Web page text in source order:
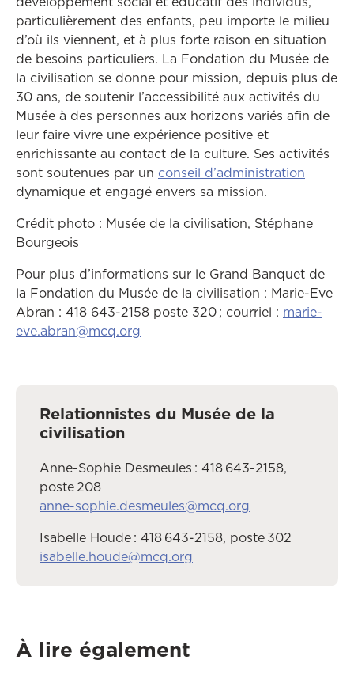
particulièrement des enfants, peu importe le milieu
d’où ils viennent, et à plus forte raison en situation
de besoins particuliers. La Fondation du Musée de
la civilisation se donne pour mission, depuis plus de
30 ans, de soutenir l’accessibilité aux activités du
Musée à des personnes aux horizons variés afin de
leur faire vivre une expérience positive et
enrichissante au contact de la culture. Ses activités
sont soutenues par un conseil d’administration
dynamique et engagé envers sa mission.
Crédit photo : Musée de la civilisation, Stéphane
Bourgeois
Pour plus d’informations sur le Grand Banquet de
la Fondation du Musée de la civilisation : Marie-Eve
Abran : 418 643-2158 poste 320 ; courriel : marie-
eve.abran@mcq.org
Relationnistes du Musée de la
civilisation
Anne-Sophie Desmeules : 418 643-2158,
poste 208
anne-sophie.desmeules@mcq.org
Isabelle Houde : 418 643-2158, poste 302
isabelle.houde@mcq.org
À lire également